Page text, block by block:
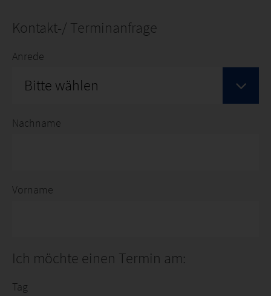
Kontakt-/ Terminanfrage
Anrede
Bitte wählen
Nachname
Vorname
Ich möchte einen Termin am:
Tag